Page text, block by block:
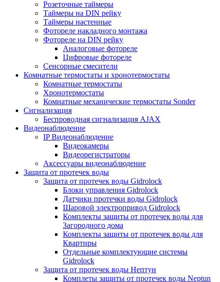
Розеточные таймеры
Таймеры на DIN рейку
Таймеры настенные
Фотореле накладного монтажа
Фотореле на DIN рейку
Аналоговые фотореле
Цифровые фотореле
Сенсорные смесители
Комнатные термостаты и хронотермостаты
Комнатные термостаты
Хронотермостаты
Комнатные механические термостаты Sonder
Сигнализация
Беспроводная сигнализация AJAX
Видеонаблюдение
IP Видеонаблюдение
Видеокамеры
Видеорегистраторы
Аксессуары видеонаблюдение
Защита от протечек воды
Защита от протечек воды Gidrolock
Блоки управления Gidrolock
Датчики протечки воды Gidrolock
Шаровой электропривод Gidrolock
Комплекты защиты от протечек воды для
Загородного дома
Комплекты защиты от протечек воды для
Квартиры
Отдельные комплектующие системы
Gidrolock
Защита от протечек воды Нептун
Комплеты защиты от протечек воды Neptun